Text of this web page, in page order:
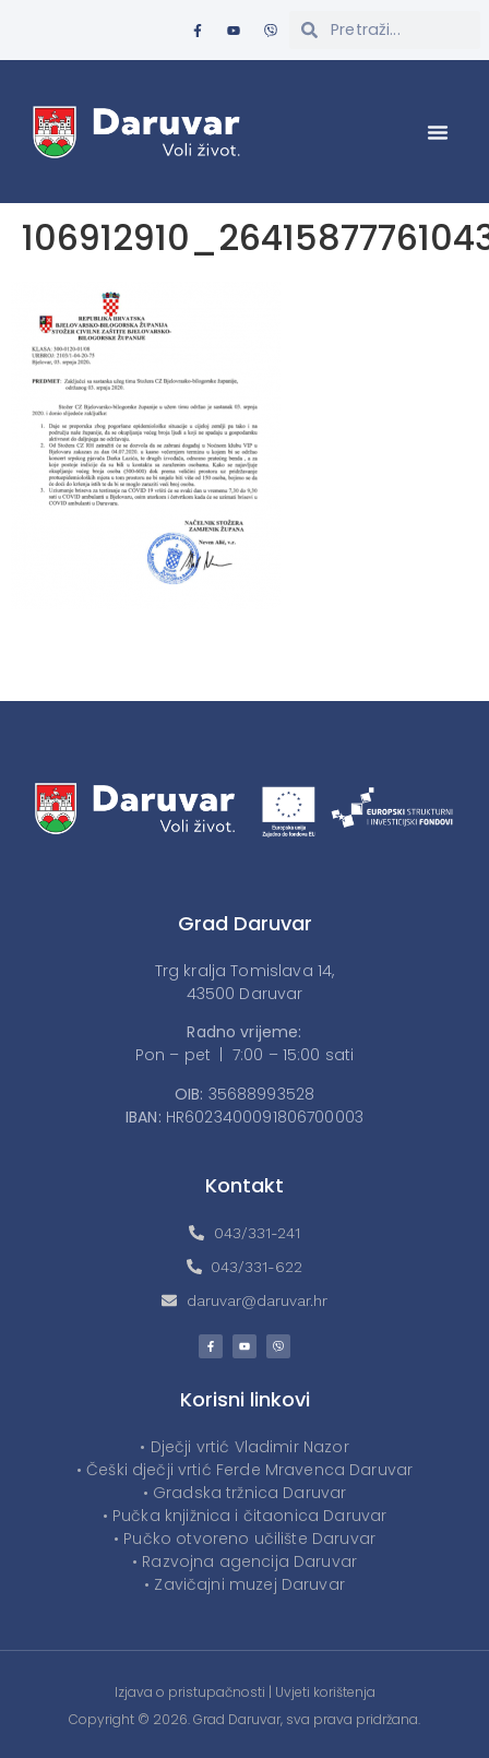
Grad Daruvar
Trg kralja Tomislava 14,
43500 Daruvar
Radno vrijeme:
Pon – pet | 7:00 – 15:00 sati
OIB: 35688993528
IBAN: HR6023400091806700003
Kontakt
043/331-241
043/331-622
daruvar@daruvar.hr
Korisni linkovi
• Dječji vrtić Vladimir Nazor
• Češki dječji vrtić Ferde Mravenca Daruvar
• Gradska tržnica Daruvar
• Pučka knjižnica i čitaonica Daruvar
• Pučko otvoreno učilište Daruvar
• Razvojna agencija Daruvar
• Zavičajni muzej Daruvar
Izjava o pristupačnosti | Uvjeti korištenja
Copyright © 2026. Grad Daruvar, sva prava pridržana.